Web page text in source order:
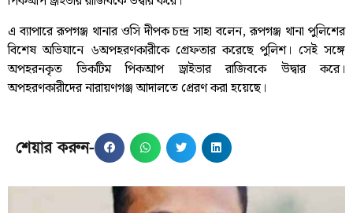
এ ব্যাপারে রূপগঞ্জ থানার ওসি দীপক চন্দ্র সাহা বলেন, রূপগঞ্জ থানা পুলিশের
বিশেষ অভিযানে ৬অপহরণকারীকে গ্রেফতার করেছে পুলিশ। সেই সঙ্গে
অপহরনকৃত ভিকটিম পিকআপ ড্রাইভার রাজিবকে উদ্বার করে।
অপহরণকারীদের নারায়ণগঞ্জ আদালতে প্রেরণ করা হয়েছে।
শেয়ার করুন-